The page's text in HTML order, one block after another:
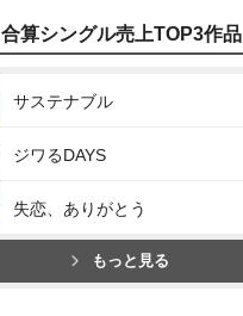
合算シングル売上TOP3作品
サステナブル
ジワるDAYS
失恋、ありがとう
もっと見る